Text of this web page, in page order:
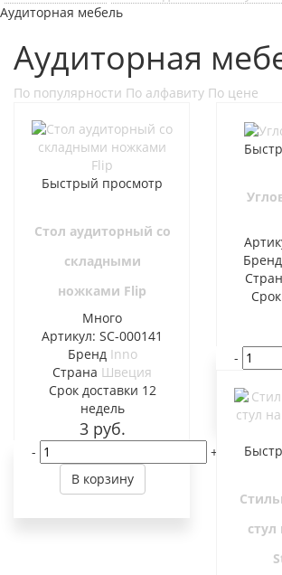
Аудиторная мебель
Аудиторная
По популярности По алфавиту По цене
Быстрый просмотр
Стол аудиторный со
складными
ножками Flip
Много
Артикул: SC-000141
Бренд Inno
Страна Швеция
Cрок доставки 12
недель
3руб.
-
+
В корзину
Бренд
-
стул